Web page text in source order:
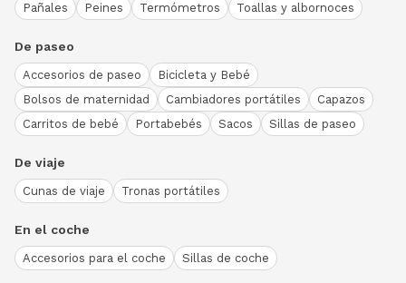
Pañales
Peines Termómetros Toallas y albornoces
De paseo
Accesorios de paseo
Bicicleta y Bebé
Bolsos de maternidad
Cambiadores portátiles
Capazos
Carritos de bebé
Portabebés Sacos Sillas de paseo
De viaje
Cunas de viaje Tronas portátiles
En el coche
Accesorios para el coche Sillas de coche